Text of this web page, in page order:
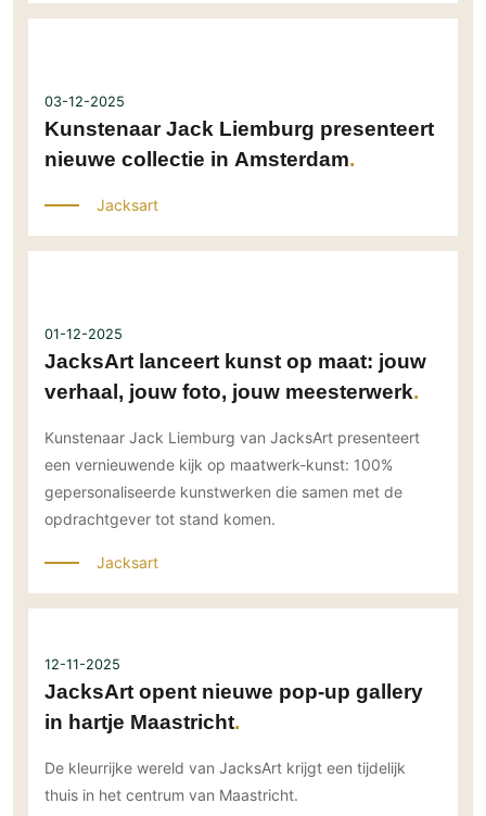
03-12-2025
Kunstenaar Jack Liemburg presenteert
nieuwe collectie in Amsterdam
Jacksart
01-12-2025
JacksArt lanceert kunst op maat: jouw
verhaal, jouw foto, jouw meesterwerk
Kunstenaar Jack Liemburg van JacksArt presenteert
een vernieuwende kijk op maatwerk-kunst: 100%
gepersonaliseerde kunstwerken die samen met de
opdrachtgever tot stand komen.
Jacksart
12-11-2025
JacksArt opent nieuwe pop-up gallery
in hartje Maastricht
De kleurrijke wereld van JacksArt krijgt een tijdelijk
thuis in het centrum van Maastricht.